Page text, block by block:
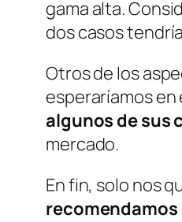
gama alta.
dos casos
Otros de los
esperaríamos
algunos de sus
mercado.
En fin, solo nos